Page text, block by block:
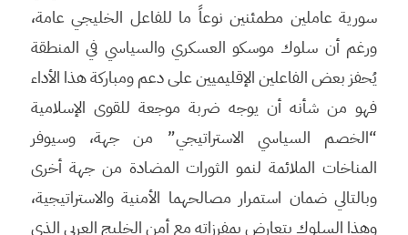
سورية عاملين مطمئنين نوعاً ما للفاعل الخليجي عامة،
ورغم أن سلوك موسكو العسكري والسياسي في المنطقة
يُحفز بعض الفاعلين الإقليميين على دعم ومباركة هذا الأداء
فهو من شأنه أن يوجه ضربة موجعة للقوى الإسلامية
“الخصم السياسي الاستراتيجي” من جهة، وسيوفر
المناخات الملائمة لنمو الثورات المضادة من جهة أخرى
وبالتالي ضمان استمرار مصالحهما الأمنية والاستراتيجية،
وهذا السلوك يتعارض بمفرزاته مع أمن الخليج العربي الذي